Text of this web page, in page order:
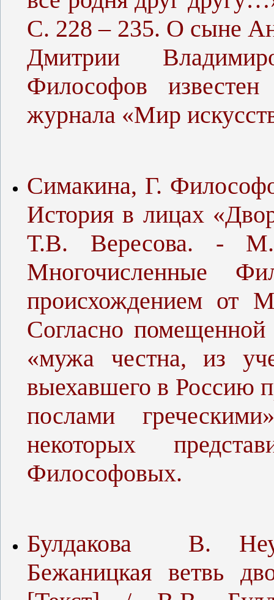
С. 228 – 235. О сыне
Дмитрии
Философов
журнала «Мир
Симакина, Г.
История в лицах
Т.В. Вересова. -
Многочисленные
происхождением от
Согласно
«мужа честна, из
выехавшего в Россию
послами
некоторых
Философовых.
Булдакова В.
Бежаницкая ветвь